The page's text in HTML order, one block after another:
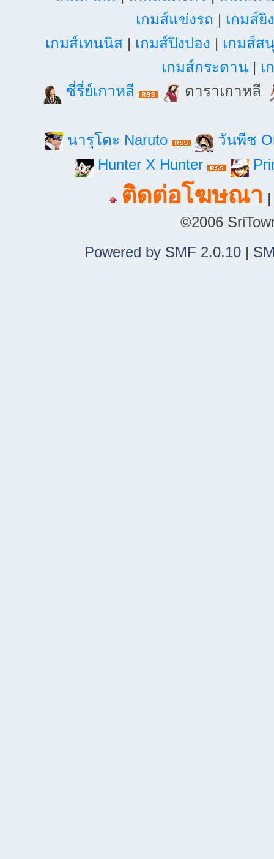
เกมส์แข่งรถ | เกมส์ยิ
เกมส์เทนนิส| เกมส์ปิงปอง | เกมส์ส
เกมส์กระดาน | เ
ซี่รี่ย์เกาหลี
ดาราเกาหลี
นารุโตะ Naruto
วันพีช
Hunter X Hunter
ติดต่อโฆษณา
©2006
Powered by SMF 2.0.10|